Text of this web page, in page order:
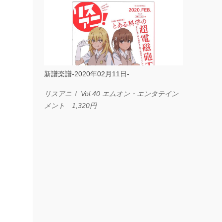
ス I LOVE．．． Official髭男dism やさしく
弾ける ピアノピース フェアリー 660円
BP2225 Kingdom of the Heavens 春畑道哉
バンドピース フェアリー 825円
新譜楽譜-2020年02月11日-
リスアニ！ Vol.40 エムオン・エンタテイン
メント 1,320円